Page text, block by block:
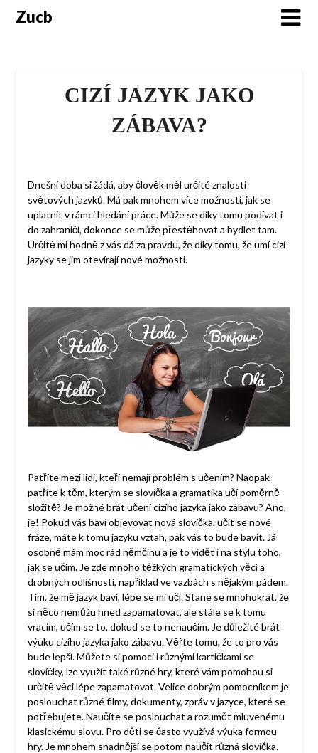
SkipZucb
CIZÍ JAZYK JAKO
ZÁBAVA?
Dnešní doba si žádá, aby člověk měl určité znalosti
světových jazyků. Má pak mnohem více možností, jak se
uplatnit v rámci hledání práce. Může se díky tomu podívat i
do zahraničí, dokonce se může přestěhovat a bydlet tam.
Určitě mi hodně z vás dá za pravdu, že díky tomu, že umí cizí
jazyky se jim otevírají nové možnosti.
Patříte mezi lidi, kteří nemají problém s učením? Naopak
patříte k těm, kterým se slovíčka a gramatika učí poměrně
složitě? Je možné brát učení cizího jazyka jako zábavu? Ano,
je! Pokud vás baví objevovat nová slovíčka, učit se nové
fráze, máte k tomu jazyku vztah, pak vás to bude bavit. Já
osobně mám moc rád němčinu a je to vidět i na stylu toho,
jak se učím. Je zde mnoho těžkých gramatických věcí a
drobných odlišností, například ve vazbách s nějakým pádem.
Tím, že mě jazyk baví, lépe se mi učí. Stane se mnohokrát, že
si něco nemůžu hned zapamatovat, ale stále se k tomu
vracím, učím se to, dokud se to nenaučím. Je důležité brát
výuku cizího jazyka jako zábavu. Věřte tomu, že to pro vás
bude lepší. Můžete si pomoci i různými kartičkami se
slovíčky, lze využít také různé hry, které vám pomohou si
určitě věci lépe zapamatovat. Velice dobrým pomocníkem je
poslouchat různé filmy, dokumenty, zpráv v jazyce, které se
potřebujete. Naučíte se poslouchat a rozumět mluvenému
klasickému slovu. Pro děti se často využívá výuka formou
hry. Je mnohem snadnější se potom naučit různá slovíčka.